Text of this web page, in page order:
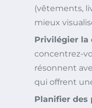
(vêtements,
mieux
Privilégier la
concentrez-
résonnent
qui offrent
Planifier des